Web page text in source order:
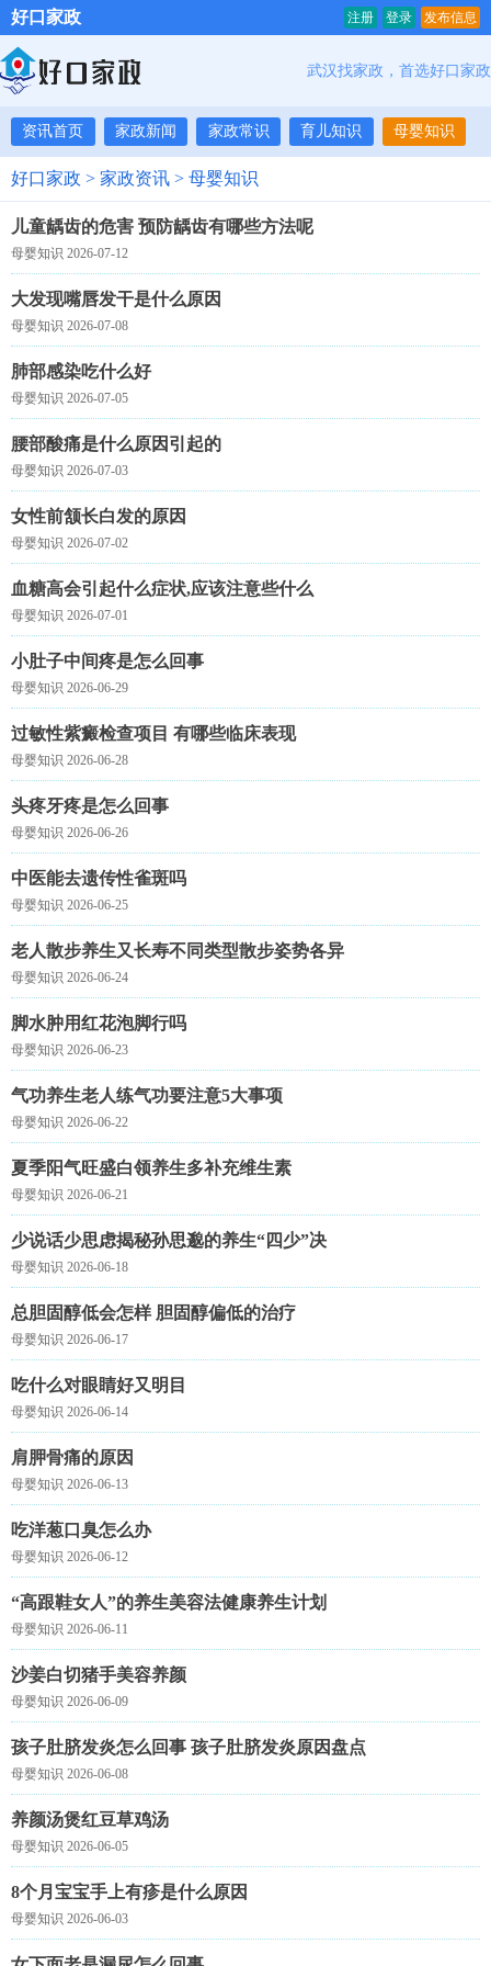
注册 登录 发布信息
好口家政
武汉找家政，首选好口家政
资讯首页 家政新闻 家政常识 育儿知识 母婴知识
好口家政 > 家政资讯 > 母婴知识
儿童龋齿的危害 预防龋齿有哪些方法呢
母婴知识 2026-07-12
大发现嘴唇发干是什么原因
母婴知识 2026-07-08
肺部感染吃什么好
母婴知识 2026-07-05
腰部酸痛是什么原因引起的
母婴知识 2026-07-03
女性前颔长白发的原因
母婴知识 2026-07-02
血糖高会引起什么症状,应该注意些什么
母婴知识 2026-07-01
小肚子中间疼是怎么回事
母婴知识 2026-06-29
过敏性紫癜检查项目 有哪些临床表现
母婴知识 2026-06-28
头疼牙疼是怎么回事
母婴知识 2026-06-26
中医能去遗传性雀斑吗
母婴知识 2026-06-25
老人散步养生又长寿不同类型散步姿势各异
母婴知识 2026-06-24
脚水肿用红花泡脚行吗
母婴知识 2026-06-23
气功养生老人练气功要注意5大事项
母婴知识 2026-06-22
夏季阳气旺盛白领养生多补充维生素
母婴知识 2026-06-21
少说话少思虑揭秘孙思邈的养生“四少”决
母婴知识 2026-06-18
总胆固醇低会怎样 胆固醇偏低的治疗
母婴知识 2026-06-17
吃什么对眼睛好又明目
母婴知识 2026-06-14
肩胛骨痛的原因
母婴知识 2026-06-13
吃洋葱口臭怎么办
母婴知识 2026-06-12
“高跟鞋女人”的养生美容法健康养生计划
母婴知识 2026-06-11
沙姜白切猪手美容养颜
母婴知识 2026-06-09
孩子肚脐发炎怎么回事 孩子肚脐发炎原因盘点
母婴知识 2026-06-08
养颜汤煲红豆草鸡汤
母婴知识 2026-06-05
8个月宝宝手上有疹是什么原因
母婴知识 2026-06-03